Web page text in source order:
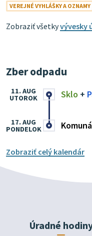
VEREJNÉ VYHLÁŠKY A OZNAMY
Zobraziť všetkyvývesky
Zber odpadu
Sklo +
11. AUG
UTOROK
17. AUG
PONDELOK
Zobraziť celý kalendár
Úradné